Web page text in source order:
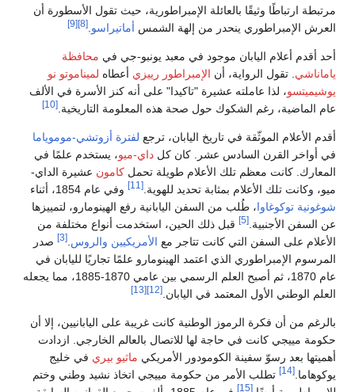
مرتبطة ارتباطًا وثيقًا بالعائلة الإمبراطورية، حيث تقول الأسطورة أن
العرش الإمبراطوري ينحدر من إلهة الشمس أماتيراسو [8]
[9]
أحد أقدم أعلام اليابان موجود في معبد يونبو-جي في محافظة
ياماناشي . تقول الرواية، أن الإمبراطور رييزي أعطاه لميناموتو نو
يوشيميتسو، لذا عاملته عشيرة "تاكيدا" على أنه كنز الأسرة في الألف
عام الماضية، رغم الشكوك حول صحة هذه المعلومة التاريخية. [10]
أقدم الأعلام الموثّقة في تاريخ اليابان، ترجع لفترة أزوتشي-موموياما
في أواخر القرن السادس عشر. كان كل داي-ميو، يستخدم علمًا في
المعارك. كانت معظم تلك الأعلام طويلة تحمل كامون عشيرة الداي-
ميو، وكانت تلك الأعلام بمثابة تحديد للهوية. [11]
وفي عام 1854، أثناء
شوغونية توكوغاوا، طُلب من السفن اليابانية رفع الهينومارو، لتمييزها
عن السفن الأجنبية. [5]
قبل ذلك الحين، استخدمت أنواع مختلفة من
الأعلام على السفن التي كانت تتاجر مع الأمريكيين والروس [3]
صدر
المرسوم الإمبراطوري الذي اعتمد الهينومارو علمًا تجاريًا لليابان في
عام 1870، ثم أصبح العلم الرسمي بين عامي 1870-1885، مما يجعله
العلم الوطني الأول المعتمد في اليابان. [12]
[13]
بالرغم من أن فكرة الرموز الوطنية كانت غريبة على اليابانيين، إلا أن
حكومة مييجي كانت في حاجة لها للاتصال بالعالم الخارجي. ازدادت
أهميتها بعد رسوّ سفينة الكومودور الأمريكي ماثيو بيري في خليج
يوكوهاما. [14]
تطلب الأمر من حكومة مييجي اتخاذ نشيد وطني وختم
[15]